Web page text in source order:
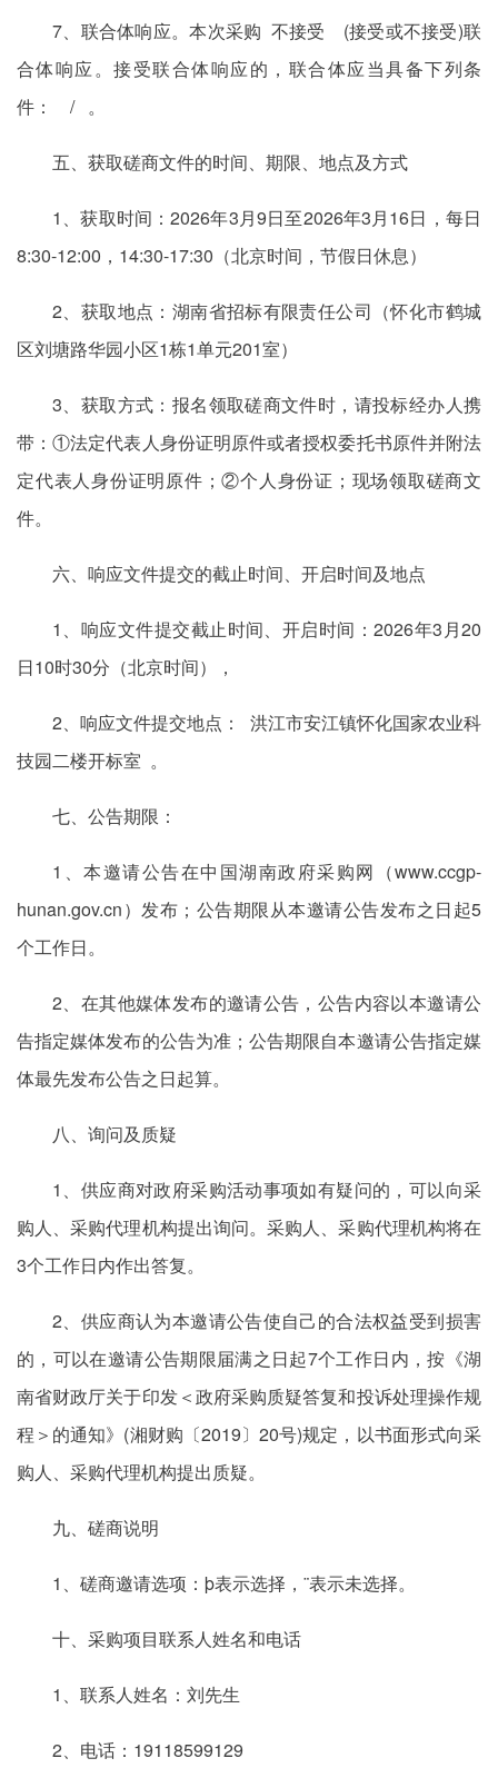
7、联合体响应。本次采购 不接受 (接受或不接受)联
合体响应。接受联合体响应的，联合体应当具备下列条
件： / 。
五、获取磋商文件的时间、期限、地点及方式
1、获取时间：2026年3月9日至2026年3月16日，每日
8:30-12:00，14:30-17:30（北京时间，节假日休息）
2、获取地点：湖南省招标有限责任公司（怀化市鹤城
区刘塘路华园小区1栋1单元201室）
3、获取方式：报名领取磋商文件时，请投标经办人携
带：①法定代表人身份证明原件或者授权委托书原件并附法
定代表人身份证明原件；②个人身份证；现场领取磋商文
件。
六、响应文件提交的截止时间、开启时间及地点
1、响应文件提交截止时间、开启时间：2026年3月20
日10时30分（北京时间），
2、响应文件提交地点： 洪江市安江镇怀化国家农业科
技园二楼开标室 。
七、公告期限：
1、本邀请公告在中国湖南政府采购网（www.ccgp-
hunan.gov.cn）发布；公告期限从本邀请公告发布之日起5
个工作日。
2、在其他媒体发布的邀请公告，公告内容以本邀请公
告指定媒体发布的公告为准；公告期限自本邀请公告指定媒
体最先发布公告之日起算。
八、询问及质疑
1、供应商对政府采购活动事项如有疑问的，可以向采
购人、采购代理机构提出询问。采购人、采购代理机构将在
3个工作日内作出答复。
2、供应商认为本邀请公告使自己的合法权益受到损害
的，可以在邀请公告期限届满之日起7个工作日内，按《湖
南省财政厅关于印发＜政府采购质疑答复和投诉处理操作规
程＞的通知》(湘财购〔2019〕20号)规定，以书面形式向采
购人、采购代理机构提出质疑。
九、磋商说明
1、磋商邀请选项：þ表示选择，¨表示未选择。
十、采购项目联系人姓名和电话
1、联系人姓名：刘先生
2、电话：19118599129